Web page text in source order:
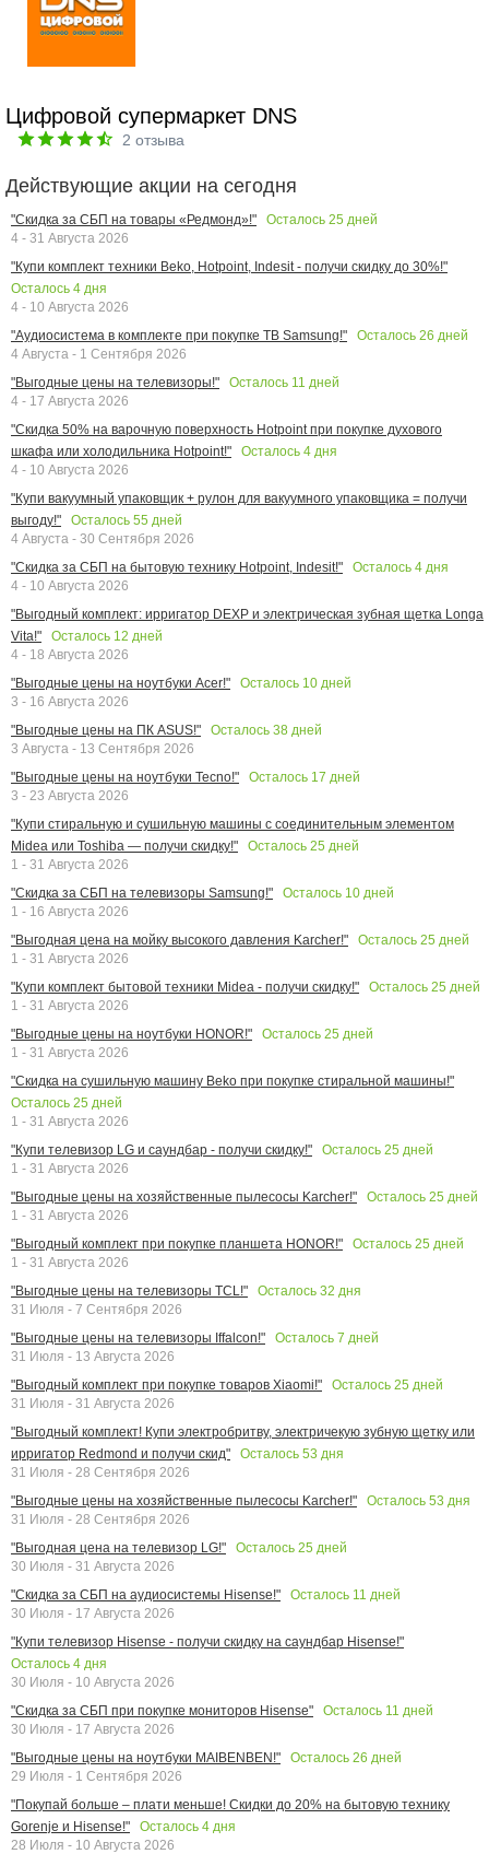
Цифровой супермаркет DNS
2 отзыва
Действующие акции на сегодня
"Скидка за СБП на товары «Редмонд»!" Осталось 25 дней
4 - 31 Августа 2026
"Купи комплект техники Beko, Hotpoint, Indesit - получи скидку до 30%!"
Осталось 4 дня
4 - 10 Августа 2026
"Аудиосистема в комплекте при покупке ТВ Samsung!"
Осталось 26 дней
4 Августа - 1 Сентября 2026
"Выгодные цены на телевизоры!"
Осталось 11 дней
4 - 17 Августа 2026
"Скидка 50% на варочную поверхность Hotpoint при покупке духового
шкафа или холодильника Hotpoint!"
Осталось 4 дня
4 - 10 Августа 2026
"Купи вакуумный упаковщик + рулон для вакуумного упаковщика = получи
выгоду!"
Осталось 55 дней
4 Августа - 30 Сентября 2026
"Скидка за СБП на бытовую технику Hotpoint, Indesit!"
Осталось 4 дня
4 - 10 Августа 2026
"Выгодный комплект: ирригатор DEXP и электрическая зубная щетка Longa
Vita!"
Осталось 12 дней
4 - 18 Августа 2026
"Выгодные цены на ноутбуки Acer!"
Осталось 10 дней
3 - 16 Августа 2026
"Выгодные цены на ПК ASUS!"
Осталось 38 дней
3 Августа - 13 Сентября 2026
"Выгодные цены на ноутбуки Tecno!"
Осталось 17 дней
3 - 23 Августа 2026
"Купи стиральную и сушильную машины с соединительным элементом
Midea или Toshiba — получи скидку!"
Осталось 25 дней
1 - 31 Августа 2026
"Скидка за СБП на телевизоры Samsung!"
Осталось 10 дней
1 - 16 Августа 2026
"Выгодная цена на мойку высокого давления Karcher!"
Осталось 25 дней
1 - 31 Августа 2026
"Купи комплект бытовой техники Midea - получи скидку!"
Осталось 25 дней
1 - 31 Августа 2026
"Выгодные цены на ноутбуки HONOR!"
Осталось 25 дней
1 - 31 Августа 2026
"Скидка на сушильную машину Beko при покупке стиральной машины!"
Осталось 25 дней
1 - 31 Августа 2026
"Купи телевизор LG и саундбар - получи скидку!"
Осталось 25 дней
1 - 31 Августа 2026
"Выгодные цены на хозяйственные пылесосы Karcher!"
Осталось 25 дней
1 - 31 Августа 2026
"Выгодный комплект при покупке планшета HONOR!"
Осталось 25 дней
1 - 31 Августа 2026
"Выгодные цены на телевизоры TCL!"
Осталось 32 дня
31 Июля - 7 Сентября 2026
"Выгодные цены на телевизоры Iffalcon!"
Осталось 7 дней
31 Июля - 13 Августа 2026
"Выгодный комплект при покупке товаров Xiaomi!"
Осталось 25 дней
31 Июля - 31 Августа 2026
"Выгодный комплект! Купи электробритву, электричекую зубную щетку или
ирригатор Redmond и получи скид"
Осталось 53 дня
31 Июля - 28 Сентября 2026
"Выгодные цены на хозяйственные пылесосы Karcher!"
Осталось 53 дня
31 Июля - 28 Сентября 2026
"Выгодная цена на телевизор LG!"
Осталось 25 дней
30 Июля - 31 Августа 2026
"Скидка за СБП на аудиосистемы Hisense!"
Осталось 11 дней
30 Июля - 17 Августа 2026
"Купи телевизор Hisense - получи скидку на саундбар Hisense!"
Осталось 4 дня
30 Июля - 10 Августа 2026
"Скидка за СБП при покупке мониторов Hisense"
Осталось 11 дней
30 Июля - 17 Августа 2026
"Выгодные цены на ноутбуки MAIBENBEN!"
Осталось 26 дней
29 Июля - 1 Сентября 2026
"Покупай больше – плати меньше! Скидки до 20% на бытовую технику
Gorenje и Hisense!"
Осталось 4 дня
28 Июля - 10 Августа 2026